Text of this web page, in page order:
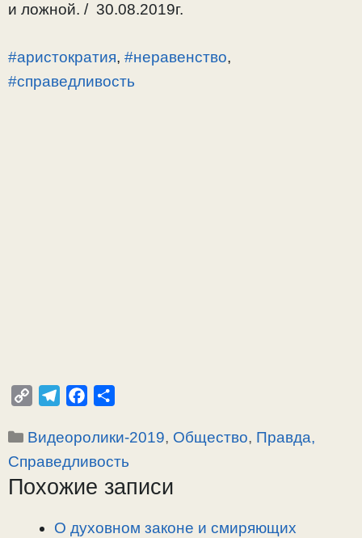
и ложной. / 30.08.2019г.
#аристократия, #неравенство,
#справедливость
p
y
L
l
e
g
a
c
e
b
п
р
а
Рубрики
Видеоролики-2019, Общество, Правда,
Справедливость
Похожие записи
О духовном законе и смиряющих